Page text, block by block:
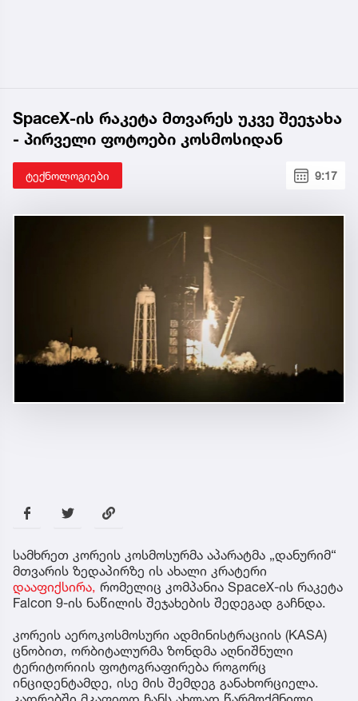
SpaceX-ის რაკეტა მთვარეს უკვე შეეჯახა
- პირველი ფოტოები კოსმოსიდან
ტექნოლოგიები 9:17
სამხრეთ კორეის კოსმოსურმა აპარატმა „დანურიმ“
მთვარის ზედაპირზე ის ახალი კრატერი
დააფიქსირა, რომელიც კომპანია SpaceX-ის რაკეტა
Falcon 9-ის ნაწილის შეჯახების შედეგად გაჩნდა.
კორეის აეროკოსმოსური ადმინისტრაციის (KASA)
ცნობით, ორბიტალურმა ზონდმა აღნიშნული
ტერიტორიის ფოტოგრაფირება როგორც
ინციდენტამდე, ისე მის შემდეგ განახორციელა.